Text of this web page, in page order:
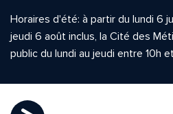
Horaires d'été: à partir du lundi 6
jeudi 6 août inclus, la Cité des
public du lundi au jeudi entre 10h